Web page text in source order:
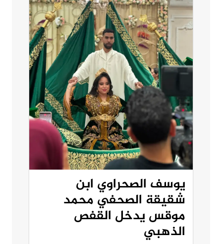
يوسف الصحراوي ابن
شقيقة الصحفي محمد
موقس يدخل القفص
الذهبي